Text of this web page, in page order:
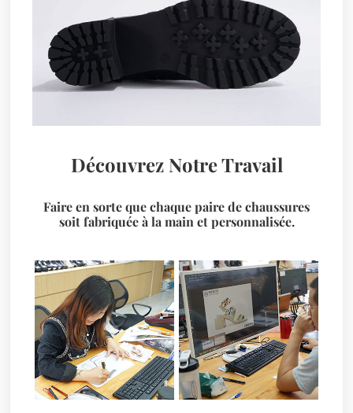
Découvrez Notre Travail
Faire en sorte que chaque paire de chaussures
soit fabriquée à la main et personnalisée.